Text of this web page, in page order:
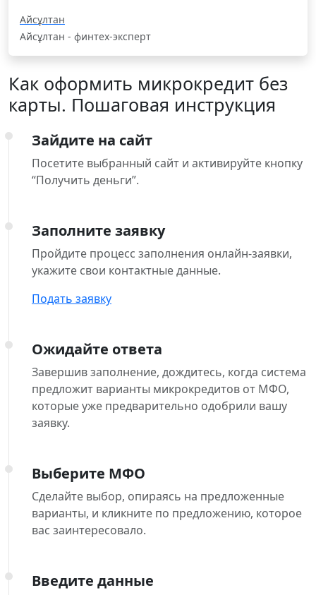
Айсұлтан
Айсұлтан - финтех-эксперт
Как оформить микрокредит без
карты. Пошаговая инструкция
Зайдите на сайт
Посетите выбранный сайт и активируйте кнопку
“Получить деньги”.
Заполните заявку
Пройдите процесс заполнения онлайн-заявки,
укажите свои контактные данные.
Подать заявку
Ожидайте ответа
Завершив заполнение, дождитесь, когда система
предложит варианты микрокредитов от МФО,
которые уже предварительно одобрили вашу
заявку.
Выберите МФО
Сделайте выбор, опираясь на предложенные
варианты, и кликните по предложению, которое
вас заинтересовало.
Введите данные